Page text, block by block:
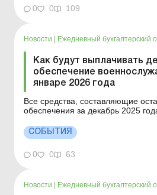
обязательства по срокам оплаты
что это нарушен...
0 0 109
Новости Ежедневный бухгалтерский
Как будут выплачивать
обеспечение
январе 2026 года
Все средства, составляющие
обеспечения за декабрь 2025
года. В связи с поступлением
выплаты денежного обеспечения
года, Минобороны
разъяснение.&...
СОБЫТИЯ
0 0 63
Новости Ежедневный бухгалтерский